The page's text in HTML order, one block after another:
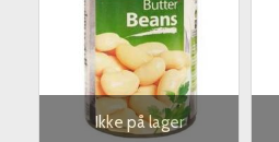
Ikke på lager